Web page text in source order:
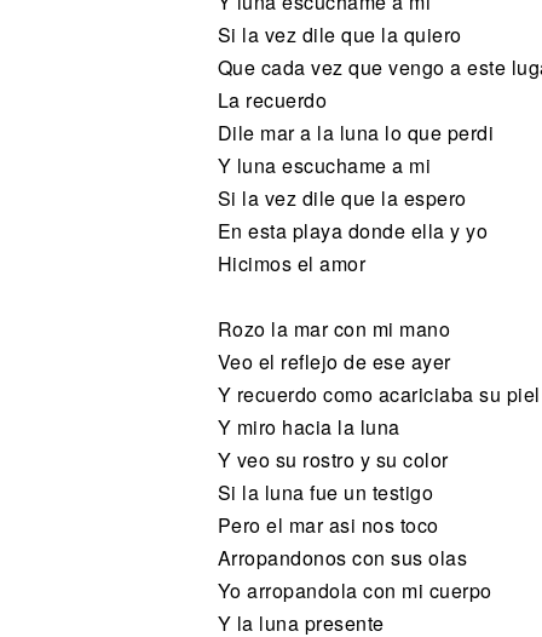
Si la vez dile que la quiero
Que cada vez que vengo a este
La recuerdo
Dile mar a la luna lo que perdi
Y luna escuchame a mi
Si la vez dile que la espero
En esta playa donde ella y yo
Hicimos el amor
Rozo la mar con mi mano
Veo el reflejo de ese ayer
Y recuerdo como acariciaba su piel
Y miro hacia la luna
Y veo su rostro y su color
Si la luna fue un testigo
Pero el mar asi nos toco
Arropandonos con sus olas
Yo arropandola con mi cuerpo
Y la luna presente